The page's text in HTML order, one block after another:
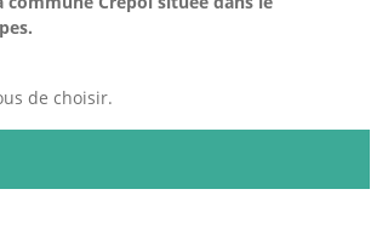
de choisir.